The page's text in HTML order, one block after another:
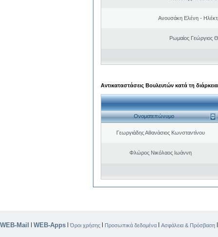
Ανουσάκη Ελένη -
Ρωμαίος Γεώργιος
Αντικαταστάσεις Βουλευτών κατά τη
Ονοματεπώνυμο
Γεωργιάδης Αθανάσιος Κωνσταντίνου
Φλώρος Νικόλαος Ιωάννη
WEB-Mail | WEB-Apps |Όροι χρήσης | Προσωπικά δεδομένα | Ασφάλεια & Πρόσβαση